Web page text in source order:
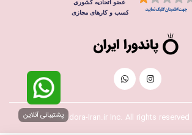
پشتیبانی آنلاین